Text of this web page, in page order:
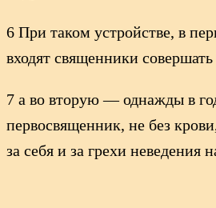
6 При таком устройстве, в
входят священники
7 а во вторую — однажды в
первосвященник, не без
за себя и за грехи неведения